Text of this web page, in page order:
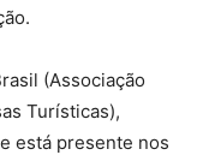
(Associação
Turísticas),
está presente nos